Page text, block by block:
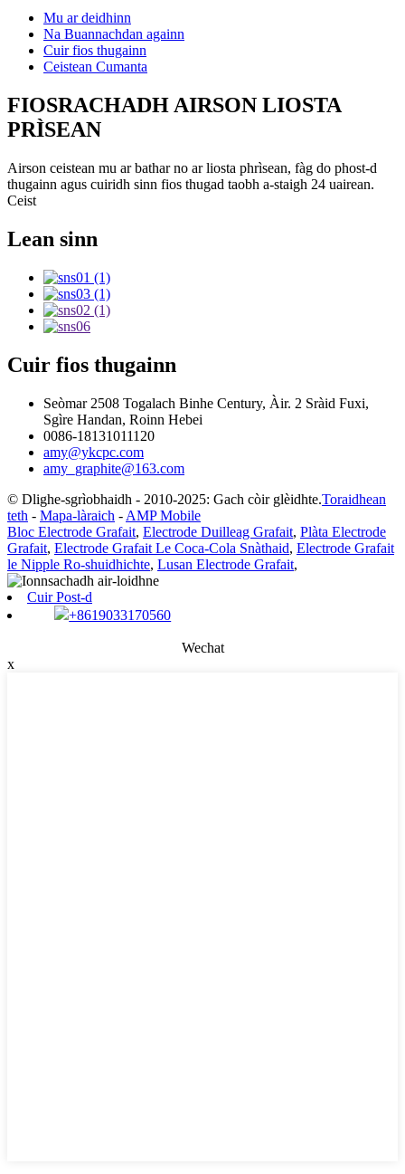
Mu ar deidhinn
Na Buannachdan againn
Cuir fios thugainn
Ceistean Cumanta
FIOSRACHADH AIRSON LIOSTA
PRÌSEAN
Airson ceistean mu ar bathar no ar liosta phrìsean, fàg do phost-d
thugainn agus cuiridh sinn fios thugad taobh a-staigh 24 uairean.
Ceist
Lean sinn
Cuir fios thugainn
Seòmar 2508 Togalach Binhe Century, Àir. 2 Sràid Fuxi,
Sgìre Handan, Roinn Hebei
0086-18131011120
amy@ykcpc.com
amy_graphite@163.com
© Dlighe-sgrìobhaidh - 2010-2025: Gach còir glèidhte.Toraidhean
teth - Mapa-làraich - AMP Mobile
Bloc Electrode Grafait, Electrode Duilleag Grafait, Plàta Electrode
Grafait, Electrode Grafait Le Coca-Cola Snàthaid, Electrode Grafait
le Nipple Ro-shuidhichte, Lusan Electrode Grafait,
Cuir Post-d
+8619033170560
Wechat
x